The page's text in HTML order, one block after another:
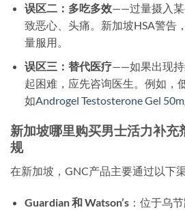
误区二：多吃多效——过量摄入某
致恶心、头痛。新加坡HSA警告
量服用。
误区三：替代医疗——如果出现持
起困难，应先咨询医生。例如，
如Androgel Testosterone Gel
新加坡哪里购买男士活力补充
规
在新加坡，GNC产品主要通过以下
Guardian 和 Watson’s：位于乌